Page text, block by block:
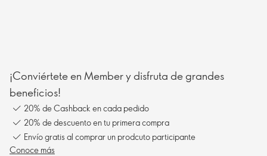
¡Conviértete en Member y disfruta de grandes
beneficios!
20% de Cashback en cada pedido
20% de descuento en tu primera compra
Envío gratis al comprar un prodcuto participante
Conoce más